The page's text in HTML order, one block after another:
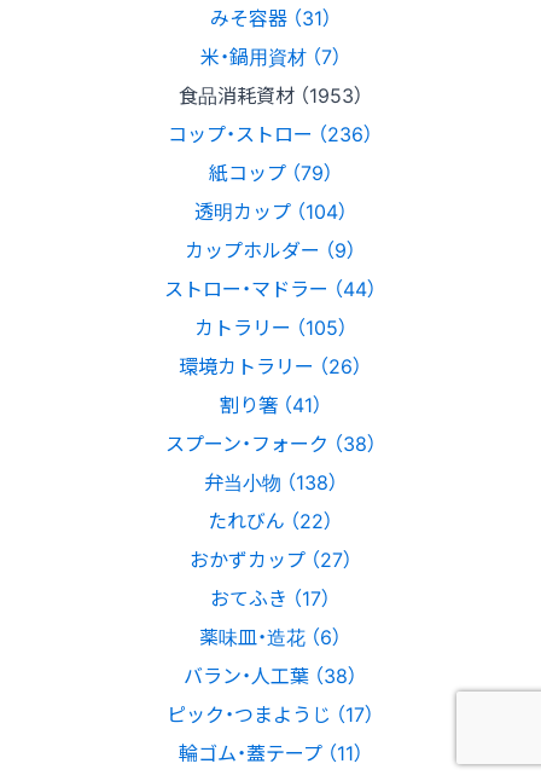
みそ容器 （31）
米・鍋用資材 （7）
食品消耗資材 （1953）
コップ・ストロー （236）
紙コップ （79）
透明カップ （104）
カップホルダー （9）
ストロー・マドラー （44）
カトラリー （105）
環境カトラリー （26）
割り箸 （41）
スプーン・フォーク （38）
弁当小物 （138）
たれびん （22）
おかずカップ （27）
おてふき （17）
薬味皿・造花 （6）
バラン・人工葉 （38）
ピック・つまようじ （17）
輪ゴム・蓋テープ （11）